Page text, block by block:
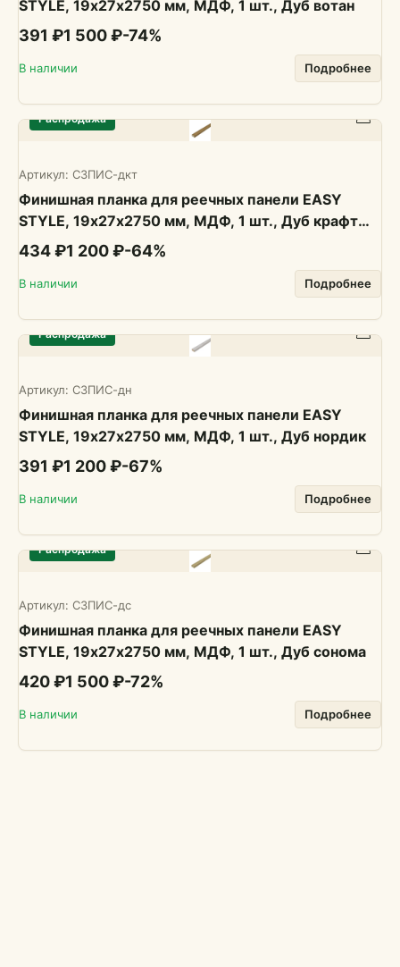
STYLE, 19х27х2750 мм, МДФ, 1 шт., Дуб вотан
391 ₽1 500 ₽-74%
В наличии Подробнее
Распродажа
Артикул: СЗПИС-дкт
Финишная планка для реечных панели EASY
STYLE, 19х27х2750 мм, МДФ, 1 шт., Дуб крафт
табачны
434 ₽1 200 ₽-64%
В наличии Подробнее
Распродажа
Артикул: СЗПИС-дн
Финишная планка для реечных панели EASY
STYLE, 19х27х2750 мм, МДФ, 1 шт., Дуб нордик
391 ₽1 200 ₽-67%
В наличии Подробнее
Распродажа
Артикул: СЗПИС-дс
Финишная планка для реечных панели EASY
STYLE, 19х27х2750 мм, МДФ, 1 шт., Дуб сонома
420 ₽1 500 ₽-72%
В наличии Подробнее